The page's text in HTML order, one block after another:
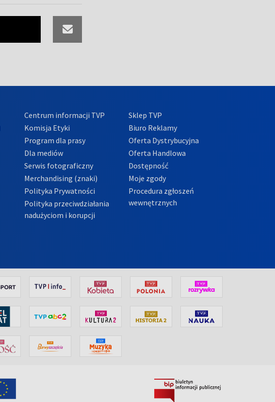
Centrum informacji TVP
Komisja Etyki
Program dla prasy
Dla mediów
Serwis fotograficzny
Merchandising (znaki)
Polityka Prywatności
Polityka przeciwdziałania
nadużyciom i korupcji
Sklep TVP
Biuro Reklamy
Oferta Dystrybucyjna
Oferta Handlowa
Dostępność
Moje zgody
Procedura zgłoszeń
wewnętrznych